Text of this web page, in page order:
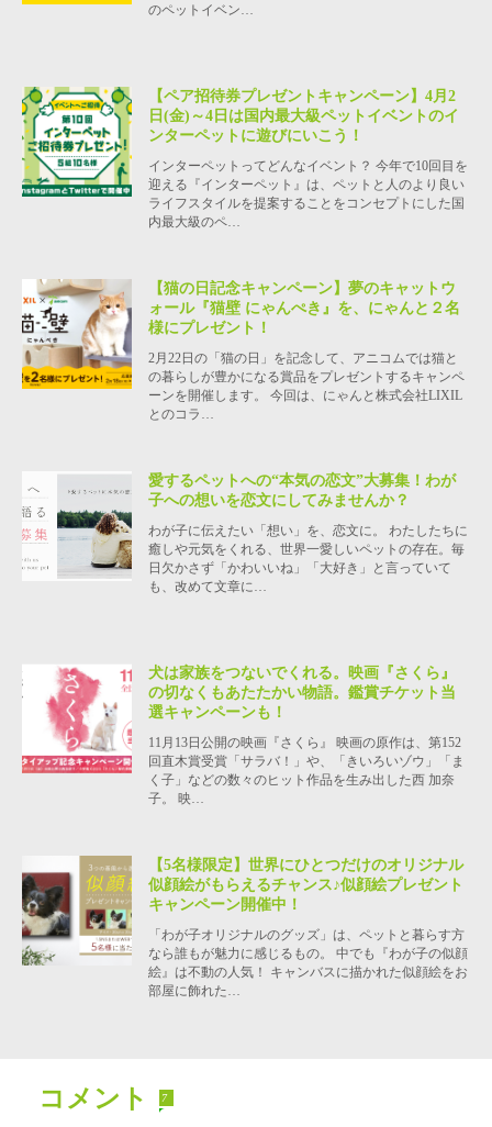
のペットイベン…
【ペア招待券プレゼントキャンペーン】4月2
日(金)～4日は国内最大級ペットイベントのイ
ンターペットに遊びにいこう！
インターペットってどんなイベント？ 今年で10回目を
迎える『インターペット』は、ペットと人のより良い
ライフスタイルを提案することをコンセプトにした国
内最大級のペ…
【猫の日記念キャンペーン】夢のキャットウ
ォール『猫壁 にゃんぺき』を、にゃんと２名
様にプレゼント！
2月22日の「猫の日」を記念して、アニコムでは猫と
の暮らしが豊かになる賞品をプレゼントするキャンペ
ーンを開催します。 今回は、にゃんと株式会社LIXIL
とのコラ…
愛するペットへの“本気の恋文”大募集！わが
子への想いを恋文にしてみませんか？
わが子に伝えたい「想い」を、恋文に。 わたしたちに
癒しや元気をくれる、世界一愛しいペットの存在。毎
日欠かさず「かわいいね」「大好き」と言っていて
も、改めて文章に…
犬は家族をつないでくれる。映画『さくら』
の切なくもあたたかい物語。鑑賞チケット当
選キャンペーンも！
11月13日公開の映画『さくら』 映画の原作は、第152
回直木賞受賞「サラバ！」や、「きいろいゾウ」「ま
く子」などの数々のヒット作品を生み出した西 加奈
子。 映…
【5名様限定】世界にひとつだけのオリジナル
似顔絵がもらえるチャンス♪似顔絵プレゼント
キャンペーン開催中！
「わが子オリジナルのグッズ」は、ペットと暮らす方
なら誰もが魅力に感じるもの。 中でも『わが子の似顔
絵』は不動の人気！ キャンバスに描かれた似顔絵をお
部屋に飾れた…
コメント 7